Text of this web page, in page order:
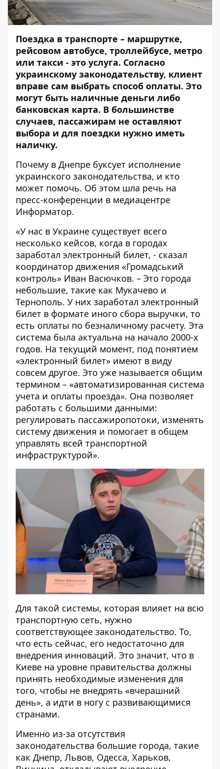
Поездка в транспорте – маршрутке,
рейсовом автобусе, троллейбусе, метро
или такси - это услуга. Согласно
украинскому законодательству, клиент
вправе сам выбрать способ оплаты. Это
могут быть наличные деньги либо
банковская карта. В большинстве
случаев, пассажирам не оставляют
выбора и для поездки нужно иметь
наличку.
Почему в Днепре буксует исполнение
украинского законодательства, и кто
может помочь. Об этом шла речь на
пресс-конференции в медиацентре
Информатор.
«У нас в Украине существует всего
несколько кейсов, когда в городах
заработал электронный билет, - сказал
координатор движения «Громадський
контроль» Иван Васючков. – Это города
небольшие, такие как Мукачево и
Тернополь. У них заработал электронный
билет в формате иного сбора выручки, то
есть оплаты по безналичному расчету. Эта
система была актуальна на начало 2000-х
годов. На текущий момент, под понятием
«электронный билет» имеют в виду
совсем другое. Это уже называется общим
термином – «автоматизированная система
учета и оплаты проезда». Она позволяет
работать с большими данными:
регулировать пассажиропотоки, изменять
систему движения и помогает в общем
управлять всей транспортной
инфраструктурой».
Для такой системы, которая влияет на всю
транспортную сеть, нужно
соответствующее законодательство. То,
что есть сейчас, его недостаточно для
внедрения инноваций. Это значит, что в
Киеве на уровне правительства должны
принять необходимые изменения для
того, чтобы не внедрять «вчерашний
день», а идти в ногу с развивающимися
странами.
Именно из-за отсутствия
законодательства большие города, такие
как Днепр, Львов, Одесса, Харьков,